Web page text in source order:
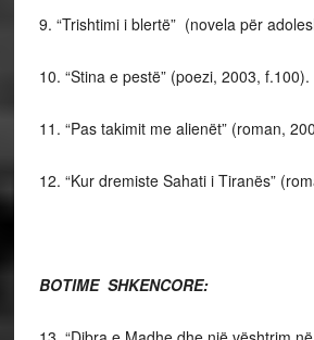
9. “Trishtimi i blertë” (novela për
10. “Stina e pestë” (poezi, 2003, f.100).
11. “Pas takimit me alienët” (roman,
12. “Kur dremiste Sahati i Tiranës”
BOTIME SHKENCORE: